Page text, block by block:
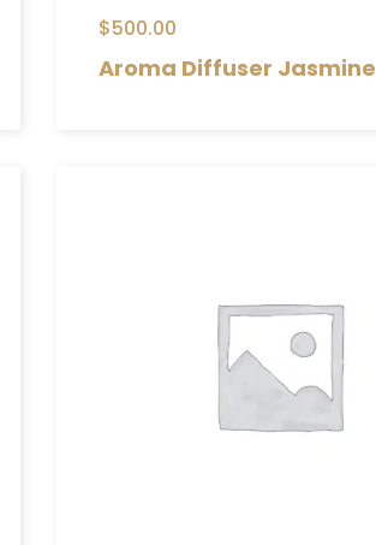
$500.00
Aroma Diffuser Jasmine